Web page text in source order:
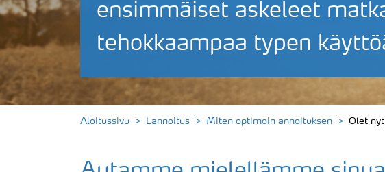
ensimmäiset askeleet
tehokkaampaa typen
Aloitussivu Lannoitus Miten optimoin annoituksen Olet